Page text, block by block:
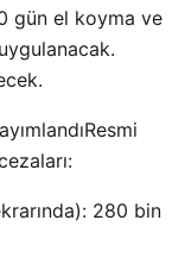
gün el koyma ve
280 bin